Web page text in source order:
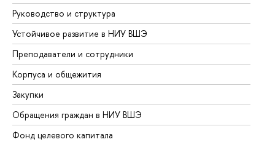
Руководство и структура
Устойчивое развитие в НИУ ВШЭ
Преподаватели и сотрудники
Корпуса и общежития
Закупки
Обращения граждан в НИУ ВШЭ
Фонд целевого капитала